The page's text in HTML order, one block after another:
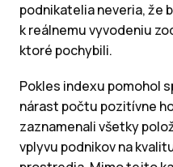
podnikatelia neveria, že
k reálnemu vyvodeniu
ktoré pochybili.
Pokles indexu pomohol
nárast počtu pozitívne
zaznamenali všetky
vplyvu podnikov na